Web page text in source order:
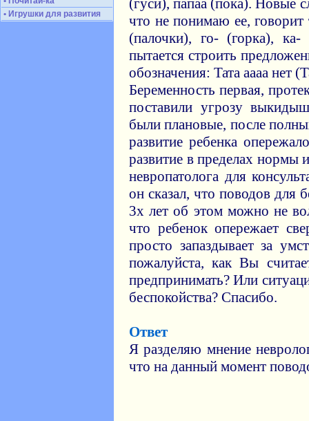
• Игрушки для развития
(гуси), папаа (пока). Новые
что не понимаю ее, говорит
(палочки), го- (горка),
пытается строить
обозначения: Тата аааа нет
Беременность первая,
поставили угрозу
были плановые, после
развитие ребенка
развитие в пределах нормы
невропатолога для
он сказал, что поводов для
3х лет об этом можно не
что ребенок опережает
просто запаздывает за
пожалуйста, как Вы
предпринимать? Или
беспокойства? Спасибо.
Ответ
Я разделяю мнение
что на данный момент